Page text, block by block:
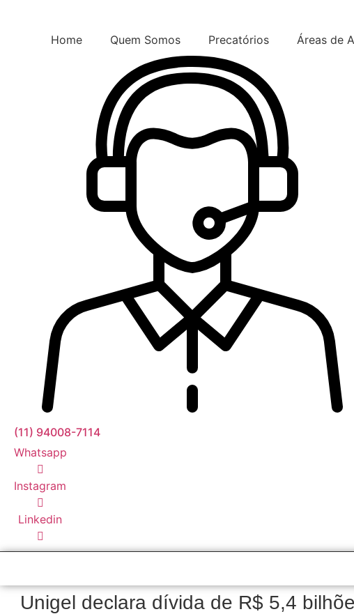
Home Quem Somos Precatórios Áreas de
(11) 94008-7114
Whatsapp
Instagram
Linkedin
Unigel declara dívida de R$ 5,4